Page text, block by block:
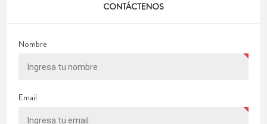
CONTÁCTENOS
Nombre
Email